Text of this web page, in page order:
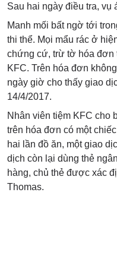
Sau hai ngày điều tra, vụ
Manh mối bất ngờ tới
thi thể. Mọi mẩu rác ở
chứng cứ, trừ tờ hóa đơn
KFC. Trên hóa đơn
ngày giờ cho thấy giao
14/4/2017.
Nhân viên tiệm KFC cho
trên hóa đơn có một
hai lần đồ ăn, một giao
dịch còn lại dùng thẻ
hàng, chủ thẻ được xác
Thomas.